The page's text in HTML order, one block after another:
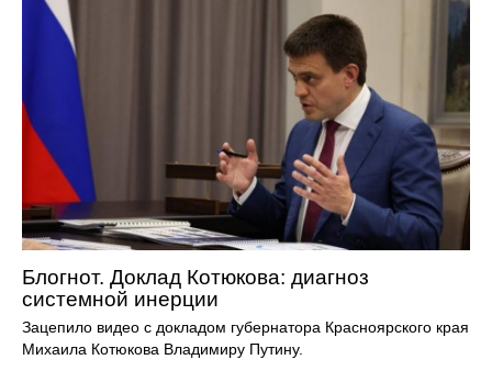
Блогнот. Доклад Котюкова: диагноз
системной инерции
Зацепило видео с докладом губернатора Красноярского края
Михаила Котюкова Владимиру Путину.